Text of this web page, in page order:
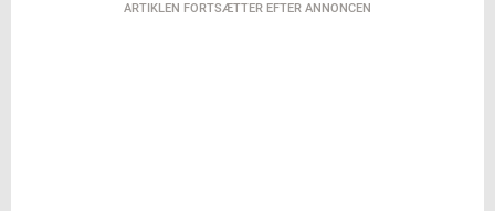
ARTIKLEN FORTSÆTTER EFTER ANNONCEN